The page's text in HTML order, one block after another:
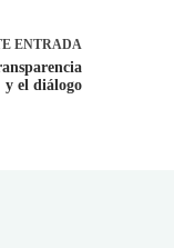
ENTRADA
y el diálogo